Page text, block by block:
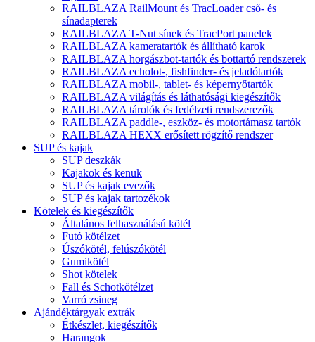
RAILBLAZA RailMount és TracLoader cső- és
sínadapterek
RAILBLAZA T-Nut sínek és TracPort panelek
RAILBLAZA kameratartók és állítható karok
RAILBLAZA horgászbot-tartók és bottartó rendszerek
RAILBLAZA echolot-, fishfinder- és jeladótartók
RAILBLAZA mobil-, tablet- és képernyőtartók
RAILBLAZA világítás és láthatósági kiegészítők
RAILBLAZA tárolók és fedélzeti rendszerezők
RAILBLAZA paddle-, eszköz- és motortámasz tartók
RAILBLAZA HEXX erősített rögzítő rendszer
SUP és kajak
SUP deszkák
Kajakok és kenuk
SUP és kajak evezők
SUP és kajak tartozékok
Kötelek és kiegészítők
Általános felhasználású kötél
Futó kötélzet
Úszókötél, felúszókötél
Gumikötél
Shot kötelek
Fall és Schotkötélzet
Varró zsineg
Ajándéktárgyak extrák
Étkészlet, kiegészítők
Harangok